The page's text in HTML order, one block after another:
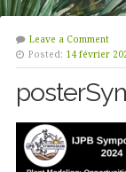
Leave a Comment
Posted: 14 février